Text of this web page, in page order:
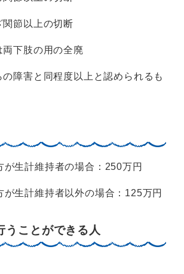
節以上の切断
下肢の用の全廃
障害と同程度以上と認められるも
が生計維持者の場合：250万円
が生計維持者以外の場合：125万円
うことができる人